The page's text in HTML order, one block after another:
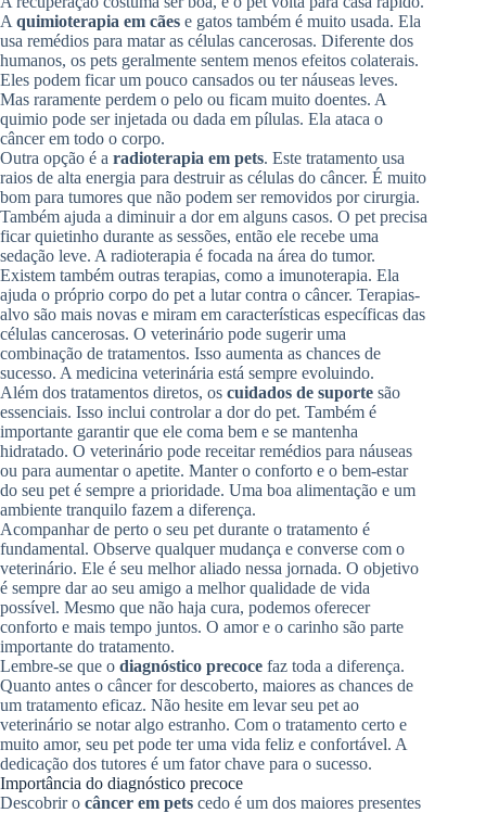
A quimioterapia em cães e gatos também é muito usada. Ela
usa remédios para matar as células cancerosas. Diferente dos
humanos, os pets geralmente sentem menos efeitos colaterais.
Eles podem ficar um pouco cansados ou ter náuseas leves.
Mas raramente perdem o pelo ou ficam muito doentes. A
quimio pode ser injetada ou dada em pílulas. Ela ataca o
câncer em todo o corpo.
Outra opção é a radioterapia em pets. Este tratamento usa
raios de alta energia para destruir as células do câncer. É muito
bom para tumores que não podem ser removidos por cirurgia.
Também ajuda a diminuir a dor em alguns casos. O pet precisa
ficar quietinho durante as sessões, então ele recebe uma
sedação leve. A radioterapia é focada na área do tumor.
Existem também outras terapias, como a imunoterapia. Ela
ajuda o próprio corpo do pet a lutar contra o câncer. Terapias-
alvo são mais novas e miram em características específicas das
células cancerosas. O veterinário pode sugerir uma
combinação de tratamentos. Isso aumenta as chances de
sucesso. A medicina veterinária está sempre evoluindo.
Além dos tratamentos diretos, os cuidados de suporte são
essenciais. Isso inclui controlar a dor do pet. Também é
importante garantir que ele coma bem e se mantenha
hidratado. O veterinário pode receitar remédios para náuseas
ou para aumentar o apetite. Manter o conforto e o bem-estar
do seu pet é sempre a prioridade. Uma boa alimentação e um
ambiente tranquilo fazem a diferença.
Acompanhar de perto o seu pet durante o tratamento é
fundamental. Observe qualquer mudança e converse com o
veterinário. Ele é seu melhor aliado nessa jornada. O objetivo
é sempre dar ao seu amigo a melhor qualidade de vida
possível. Mesmo que não haja cura, podemos oferecer
conforto e mais tempo juntos. O amor e o carinho são parte
importante do tratamento.
Lembre-se que o diagnóstico precoce faz toda a diferença.
Quanto antes o câncer for descoberto, maiores as chances de
um tratamento eficaz. Não hesite em levar seu pet ao
veterinário se notar algo estranho. Com o tratamento certo e
muito amor, seu pet pode ter uma vida feliz e confortável. A
dedicação dos tutores é um fator chave para o sucesso.
Importância do diagnóstico precoce
Descobrir o câncer em pets cedo é um dos maiores presentes